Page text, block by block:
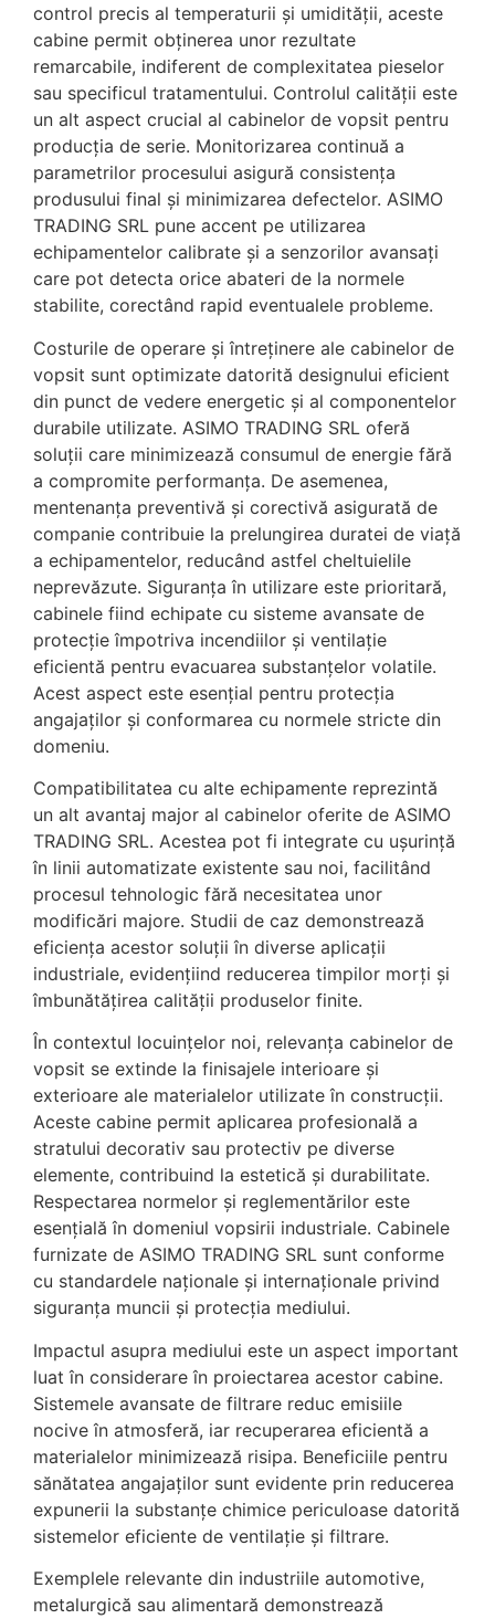
control precis al temperaturii și umidității, aceste
cabine permit obținerea unor rezultate
remarcabile, indiferent de complexitatea pieselor
sau specificul tratamentului. Controlul calității este
un alt aspect crucial al cabinelor de vopsit pentru
producția de serie. Monitorizarea continuă a
parametrilor procesului asigură consistența
produsului final și minimizarea defectelor. ASIMO
TRADING SRL pune accent pe utilizarea
echipamentelor calibrate și a senzorilor avansați
care pot detecta orice abateri de la normele
stabilite, corectând rapid eventualele probleme.
Costurile de operare și întreținere ale cabinelor de
vopsit sunt optimizate datorită designului eficient
din punct de vedere energetic și al componentelor
durabile utilizate. ASIMO TRADING SRL oferă
soluții care minimizează consumul de energie fără
a compromite performanța. De asemenea,
mentenanța preventivă și corectivă asigurată de
companie contribuie la prelungirea duratei de viață
a echipamentelor, reducând astfel cheltuielile
neprevăzute. Siguranța în utilizare este prioritară,
cabinele fiind echipate cu sisteme avansate de
protecție împotriva incendiilor și ventilație
eficientă pentru evacuarea substanțelor volatile.
Acest aspect este esențial pentru protecția
angajaților și conformarea cu normele stricte din
domeniu.
Compatibilitatea cu alte echipamente reprezintă
un alt avantaj major al cabinelor oferite de ASIMO
TRADING SRL. Acestea pot fi integrate cu ușurință
în linii automatizate existente sau noi, facilitând
procesul tehnologic fără necesitatea unor
modificări majore. Studii de caz demonstrează
eficiența acestor soluții în diverse aplicații
industriale, evidențiind reducerea timpilor morți și
îmbunătățirea calității produselor finite.
În contextul locuințelor noi, relevanța cabinelor de
vopsit se extinde la finisajele interioare și
exterioare ale materialelor utilizate în construcții.
Aceste cabine permit aplicarea profesională a
stratului decorativ sau protectiv pe diverse
elemente, contribuind la estetică și durabilitate.
Respectarea normelor și reglementărilor este
esențială în domeniul vopsirii industriale. Cabinele
furnizate de ASIMO TRADING SRL sunt conforme
cu standardele naționale și internaționale privind
siguranța muncii și protecția mediului.
Impactul asupra mediului este un aspect important
luat în considerare în proiectarea acestor cabine.
Sistemele avansate de filtrare reduc emisiile
nocive în atmosferă, iar recuperarea eficientă a
materialelor minimizează risipa. Beneficiile pentru
sănătatea angajaților sunt evidente prin reducerea
expunerii la substanțe chimice periculoase datorită
sistemelor eficiente de ventilație și filtrare.
Exemplele relevante din industriile automotive,
metalurgică sau alimentară demonstrează